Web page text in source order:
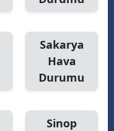
Sakarya
Hava
Durumu
Sinop